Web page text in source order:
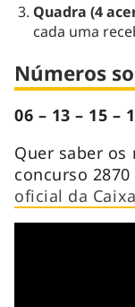
Quadra (4
cada uma
Números
06 – 13 – 15 –
Quer saber
concurso 2870
oficial da Caixa